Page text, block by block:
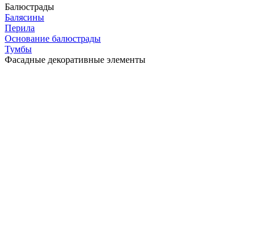
Балюстрады
Балясины
Перила
Основание балюстрады
Тумбы
Фасадные декоративные элементы